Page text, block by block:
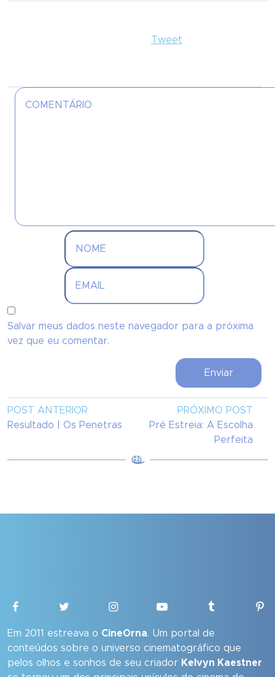
Tweet
Salvar meus dados neste navegador para a próxima
vez que eu comentar.
POST ANTERIOR
Resultado | Os Penetras
PRÓXIMO POST
Pré Estreia: A Escolha
Perfeita
Em 2011 estreava o CineOrna. Um portal de
conteúdos sobre o universo cinematográfico que
pelos olhos e sonhos de seu criador Kelvyn Kaestner